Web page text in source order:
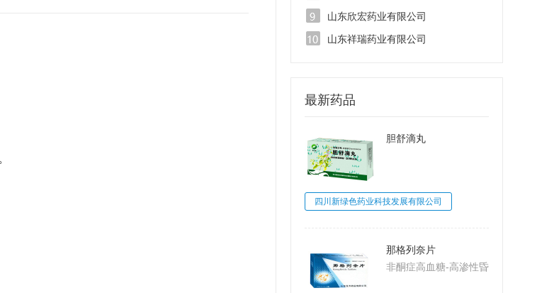
山东欣宏药业有限公司
山东祥瑞药业有限公司
最新药品
胆舒滴丸
四川新绿色药业科技发展有限公司
那格列奈片
非酮症高血糖-高渗性昏